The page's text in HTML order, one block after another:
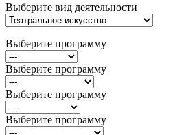
Выберите вид деятельности
Выберите программу
Выберите программу
Выберите программу
Выберите программу